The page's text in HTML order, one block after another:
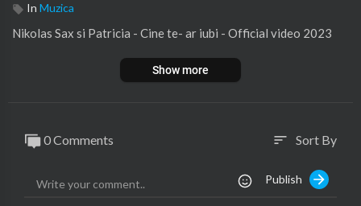
In Muzica
Nikolas Sax si Patricia - Cine te- ar iubi - Official video 2023
Show more
0 Comments sort Sort By
Publish